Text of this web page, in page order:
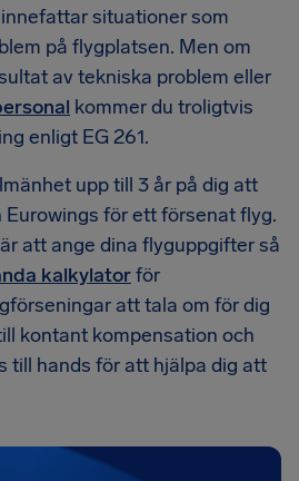
situationer som
på flygplatsen. Men om
av tekniska problem eller
kommer du troligtvis
enligt EG 261.
upp till 3 år på dig att
för ett försenat flyg.
att ange dina flyguppgifter så
kalkylatorför
att tala om för dig
kontant kompensation och
till hands för att hjälpa dig att